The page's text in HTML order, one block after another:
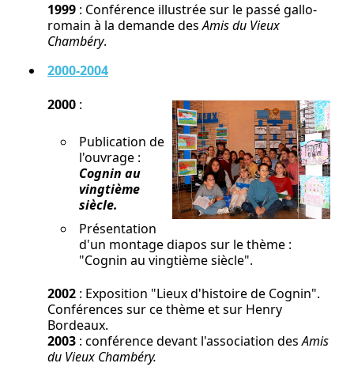
1999 : Conférence illustrée sur le passé gallo-
romain à la demande desAmis du Vieux
Chambéry.
2000-2004
2000 :
Publication de
l'ouvrage :
Cognin au
vingtième
siècle.
Présentation
d'un montage diapos sur le thème :
"Cognin au vingtième siècle".
2002 : Exposition "Lieux d'histoire de Cognin".
Conférences sur ce thème et sur Henry
Bordeaux.
2003 : conférence devant l'association desAmis
du Vieux Chambéry.